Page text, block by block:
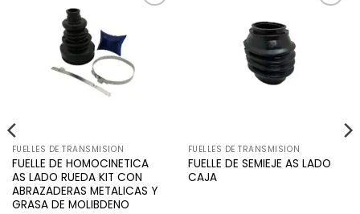
FUELLES DE TRANSMISION
FUELLE DE HOMOCINETICA
AS LADO RUEDA KIT CON
ABRAZADERAS METALICAS Y
GRASA DE MOLIBDENO
FUELLES DE TRANSMISION
FUELLE DE SEMIEJE AS LADO
CAJA